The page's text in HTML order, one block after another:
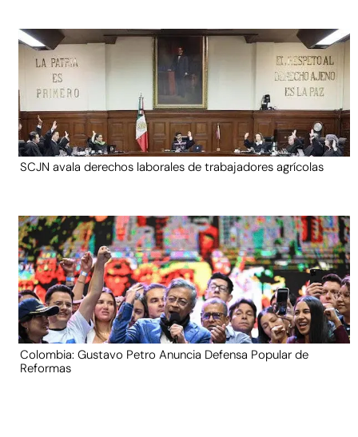
SCJN avala derechos laborales de trabajadores agrícolas
Colombia: Gustavo Petro Anuncia Defensa Popular de
Reformas